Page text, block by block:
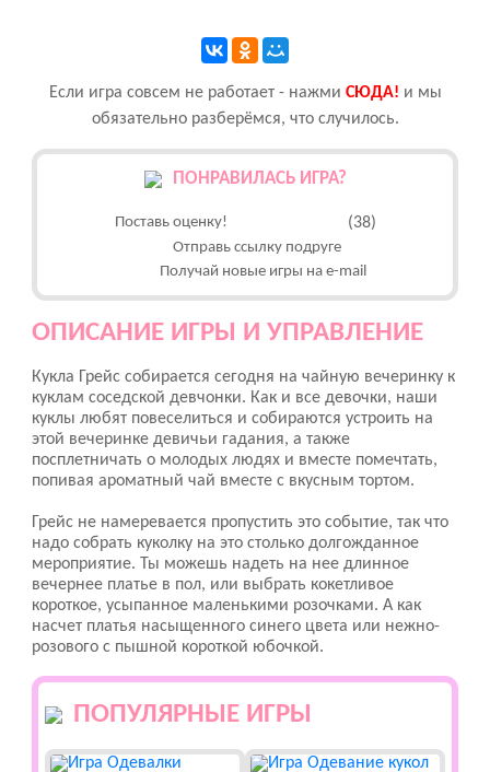
Если игра совсем не работает - нажми CЮДА! и мы
обязательно разберёмся, что случилось.
ПОНРАВИЛАСЬ ИГРА?
Поставь оценку! (38)
Отправь ссылку подруге
Получай новые игры на e-mail
ОПИСАНИЕ ИГРЫ И УПРАВЛЕНИЕ
Кукла Грейс собирается сегодня на чайную вечеринку к
куклам соседской девчонки. Как и все девочки, наши
куклы любят повеселиться и собираются устроить на
этой вечеринке девичьи гадания, а также
посплетничать о молодых людях и вместе помечтать,
попивая ароматный чай вместе с вкусным тортом.
Грейс не намеревается пропустить это событие, так что
надо собрать куколку на это столько долгожданное
мероприятие. Ты можешь надеть на нее длинное
вечернее платье в пол, или выбрать кокетливое
короткое, усыпанное маленькими розочками. А как
насчет платья насыщенного синего цвета или нежно-
розового с пышной короткой юбочкой.
ПОПУЛЯРНЫЕ ИГРЫ